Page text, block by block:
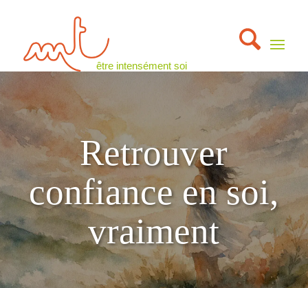
être intensément soi
Retrouver
confiance en soi,
vraiment